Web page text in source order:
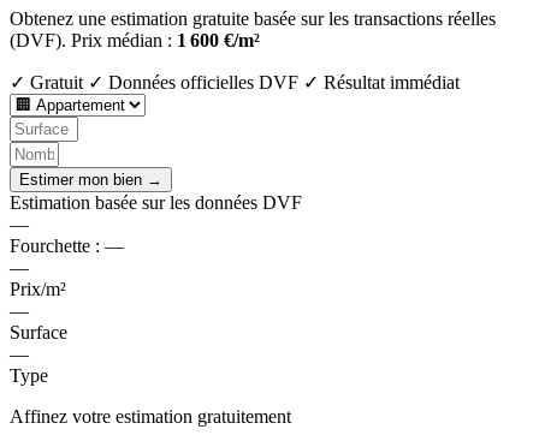
Obtenez une estimation gratuite basée sur les transactions réelles
(DVF). Prix médian : 1 600 €/m²
✓ Gratuit ✓ Données officielles DVF ✓ Résultat immédiat
Estimer mon bien →
Estimation basée sur les données DVF
—
Fourchette : —
—
Prix/m²
—
Surface
—
Type
Affinez votre estimation gratuitement